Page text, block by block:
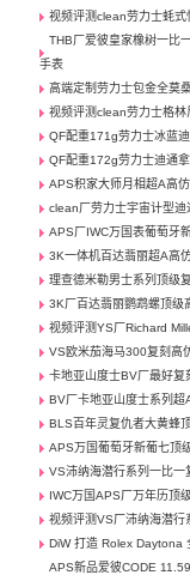
视频评测clean劳力士蚝
THB厂爱彼皇家橡树一比
手表
高端定制劳力士包金全莫
视频评测clean劳力士格
QF配重171g劳力士冰蓝
QF配重172g劳力士迪通
APS积家大师月相超A高
clean厂劳力士宇宙计型
APS厂IWC万国表葡萄牙
3K一体机百达翡丽超A高
理查德米勒男士系列顶级
3K厂百达翡丽鹦鹉螺顶
视频评测YS厂Richard
VS欧米茄海马300复刻高
卡地亚山度士BV厂最好
BV厂卡地亚山度士系列
BLS百年灵复仇者大黄蜂
APS万国葡萄牙新葡七顶
VS沛纳海潜行系列一比
IWC万国APS厂万年历顶
视频评测VS厂沛纳海潜
DiW 打造 Rolex Daytona
APS新品爱彼CODE